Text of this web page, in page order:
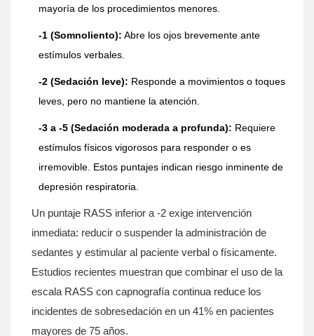
mayoría de los procedimientos menores.
-1 (Somnoliento): Abre los ojos brevemente ante
estímulos verbales.
-2 (Sedación leve): Responde a movimientos o toques
leves, pero no mantiene la atención.
-3 a -5 (Sedación moderada a profunda): Requiere
estímulos físicos vigorosos para responder o es
irremovible. Estos puntajes indican riesgo inminente de
depresión respiratoria.
Un puntaje RASS inferior a -2 exige intervención
inmediata: reducir o suspender la administración de
sedantes y estimular al paciente verbal o físicamente.
Estudios recientes muestran que combinar el uso de la
escala RASS con capnografía continua reduce los
incidentes de sobresedación en un 41% en pacientes
mayores de 75 años.